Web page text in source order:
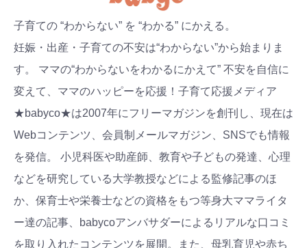
子育ての “わからない” を “わかる” にかえる。
妊娠・出産・子育ての不安は“わからない”から始まりま
す。 ママの“わからないをわかるにかえて” 不安を自信に
変えて、ママのハッピーを応援！子育て応援メディア
★babyco★は2007年にフリーマガジンを創刊し、現在は
Webコンテンツ、会員制メールマガジン、SNSでも情報
を発信。 小児科医や助産師、教育や子どもの発達、心理
などを研究している大学教授などによる監修記事のほ
か、保育士や栄養士などの資格をもつ等身大ママライタ
ー達の記事、babycoアンバサダーによるリアルな口コミ
を取り入れたコンテンツを展開。また、母乳育児や赤ち